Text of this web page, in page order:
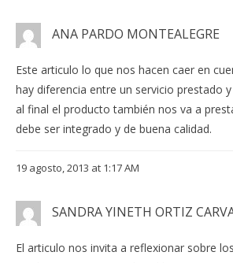
ANA PARDO MONTEALEGRE
Este articulo lo que nos hacen caer en
hay diferencia entre un servicio prestado
al final el producto también nos va a
debe ser integrado y de buena calidad.
19 agosto, 2013 at 1:17 AM
SANDRA YINETH ORTIZ
El articulo nos invita a reflexionar sobre